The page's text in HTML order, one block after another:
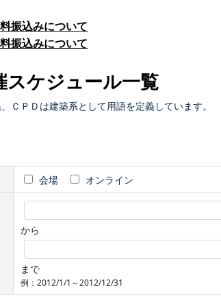
振込みについて
振込みについて
スケジュール一覧
ＣＰＤは建築系として用語を定義しています。
会場 オンライン
から
まで
例：2012/1/1～2012/12/31